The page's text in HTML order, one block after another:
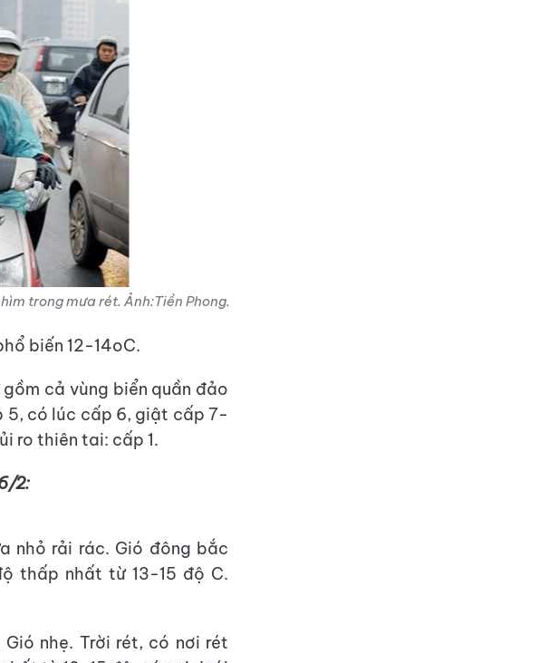
trong mưa rét. Ảnh:Tiền Phong.
biến 12-14oC.
cả vùng biển quần đảo
5, có lúc cấp 6, giật cấp 7-
ro thiên tai: cấp 1.
2:
nhỏ rải rác. Gió đông bắc
thấp nhất từ 13-15 độ C.
nhẹ. Trời rét, có nơi rét